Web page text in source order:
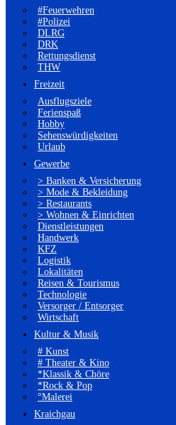
#Feuerwehren
#Polizei
DLRG
DRK
Rettungsdienst
THW
Freizeit
Ausflugsziele
Ferienspaß
Hobby
Sehenswürdigkeiten
Urlaub
Gewerbe
> Banken & Versicherung
> Mode & Bekleidung
> Restaurants
> Wohnen & Einrichten
Dienstleistungen
Handwerk
KFZ
Logistik
Lokalitäten
Reisen & Tourismus
Technologie
Versorger / Entsorger
Wirtschaft
Kultur & Musik
# Kunst
# Theater & Kino
*Klassik & Chöre
*Rock & Pop
°Malerei
Kraichgau